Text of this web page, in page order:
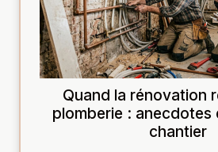
Quand la rénovation
plomberie : anecdotes
chantier